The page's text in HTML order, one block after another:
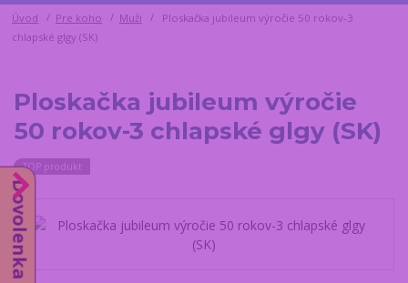
Úvod Pre koho Muži
Ploskačka jubileum výročie 50 rokov-3
chlapské glgy (SK)
Ploskačka jubileum výročie
50 rokov-3 chlapské glgy (SK)
TOP produkt